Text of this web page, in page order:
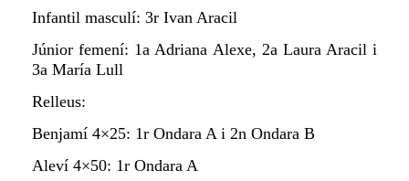
Infantil masculí: 3r Ivan Aracil
Júnior femení: 1a Adriana Alexe, 2a Laura Aracil i
3a María Lull
Relleus:
Benjamí 4×25: 1r Ondara A i 2n Ondara B
Aleví 4×50: 1r Ondara A